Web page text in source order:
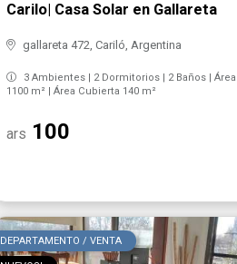
Carilo| Casa Solar en Gallareta
gallareta 472, Cariló, Argentina
3 Ambientes | 2 Dormitorios | 2 Baños | Área
1100 m² | Área Cubierta 140 m²
ars 100
DEPARTAMENTO / VENTA